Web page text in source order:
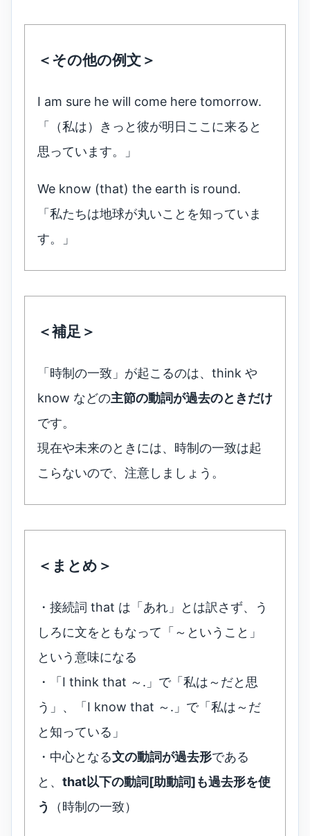
＜その他の例文＞
I am sure he will come here tomorrow.
「（私は）きっと彼が明日ここに来ると
思っています。」
We know (that) the earth is round.
「私たちは地球が丸いことを知っていま
す。」
＜補足＞
「時制の一致」が起こるのは、think や
know などの主節の動詞が過去のときだけ
です。
現在や未来のときには、時制の一致は起
こらないので、注意しましょう。
＜まとめ＞
・接続詞 that は「あれ」とは訳さず、う
しろに文をともなって「～ということ」
という意味になる
・「I think that ～.」で「私は～だと思
う」、「I know that ～.」で「私は～だ
と知っている」
・中心となる文の動詞が過去形である
と、 that以下の動詞[助動詞]も過去形を使
う
（時制の一致）